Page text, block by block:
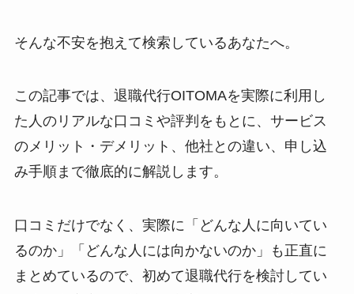
そんな不安を抱えて検索しているあなたへ。
この記事では、退職代行OITOMAを実際に利用し
た人のリアルな口コミや評判をもとに、サービス
のメリット・デメリット、他社との違い、申し込
み手順まで徹底的に解説します。
口コミだけでなく、実際に「どんな人に向いてい
るのか」「どんな人には向かないのか」も正直に
まとめているので、初めて退職代行を検討してい